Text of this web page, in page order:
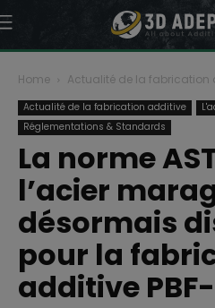
Home Actualité de la fabrication
Actualité de la fabrication additive
Réglementations & Standards
La norme
l’acier
désormais
pour la
additive